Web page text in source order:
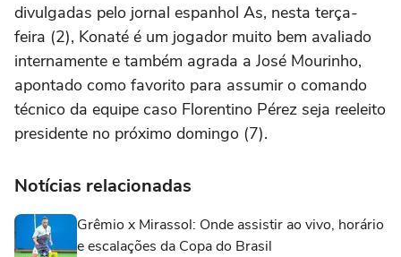
divulgadas pelo jornal espanhol As, nesta terça-
feira (2), Konaté é um jogador muito bem avaliado
internamente e também agrada a José Mourinho,
apontado como favorito para assumir o comando
técnico da equipe caso Florentino Pérez seja reeleito
presidente no próximo domingo (7).
Notícias relacionadas
Grêmio x Mirassol: Onde assistir ao vivo, horário
e escalações da Copa do Brasil